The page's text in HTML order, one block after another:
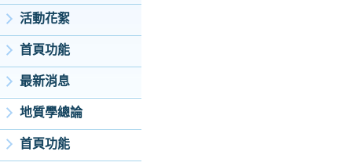
活動花絮
首頁功能
最新消息
地質學總論
首頁功能